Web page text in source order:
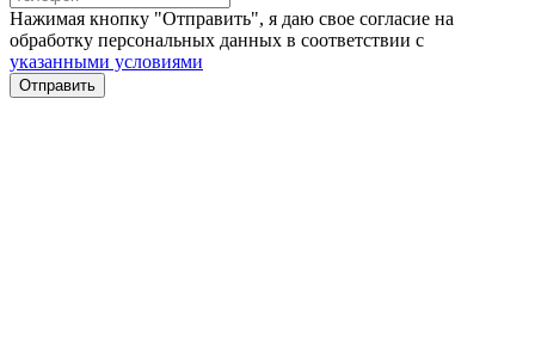
Нажимая кнопку "Отправить", я даю свое согласие на
обработку персональных данных в соответствии с
указанными условиями
Отправить